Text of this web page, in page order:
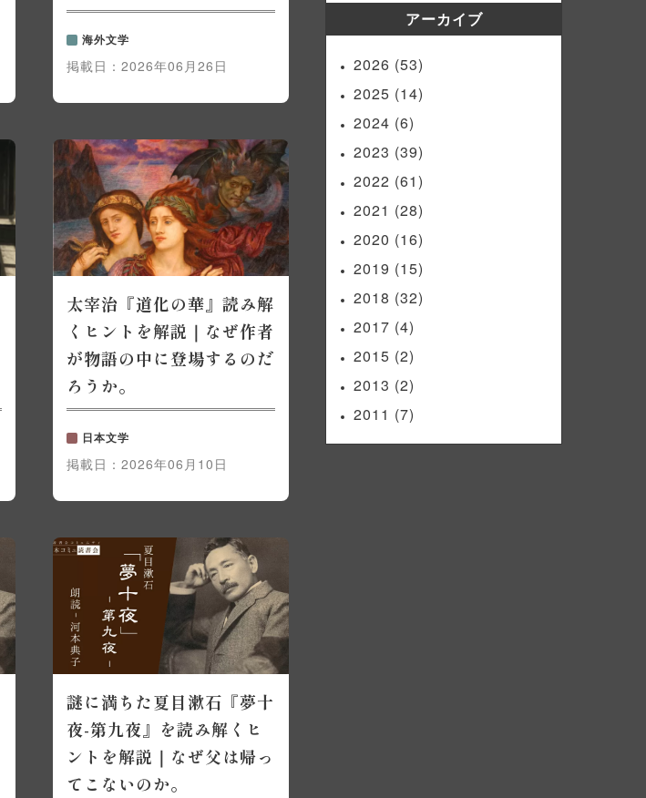
海外文学
掲載日： 2026年06月26日
太宰治『道化の華』読み解
くヒントを解説｜なぜ作者
が物語の中に登場するのだ
ろうか。
日本文学
掲載日： 2026年06月10日
謎に満ちた夏目漱石『夢十
夜-第九夜』を読み解くヒ
ントを解説｜なぜ父は帰っ
てこないのか。
アーカイブ
2026 (53)
2025 (14)
2024 (6)
2023 (39)
2022 (61)
2021 (28)
2020 (16)
2019 (15)
2018 (32)
2017 (4)
2015 (2)
2013 (2)
2011 (7)